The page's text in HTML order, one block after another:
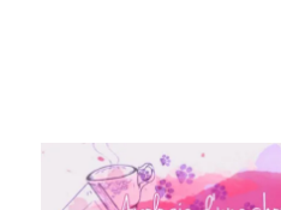
Apologie d'une